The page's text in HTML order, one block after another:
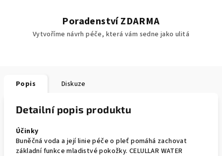
Poradenství ZDARMA
Vytvoříme návrh péče, která vám sedne jako ulitá
Popis Diskuze
Detailní popis produktu
Účinky
Buněčná voda a její linie péče o pleť pomáhá zachovat
základní funkce mladistvé pokožky. CELULLAR WATER